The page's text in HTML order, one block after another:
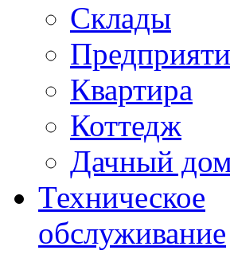
Склады
Квартира
Коттедж
Дачный
Техническое
обслуживание